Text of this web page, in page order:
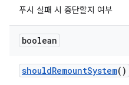
푸시 실패 시 중단할지 여부
boolean
shouldRemountSystem()